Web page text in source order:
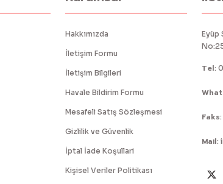
Hakkımızda
İletişim Formu
İletişim Bilgileri
Havale Bildirim Formu
Mesafeli Satış Sözleşmesi
Gizlilik ve Güvenlik
İptal İade Koşullari
Kişisel Veriler Politikası
Eyüp
Tel:
Faks:
Mail: